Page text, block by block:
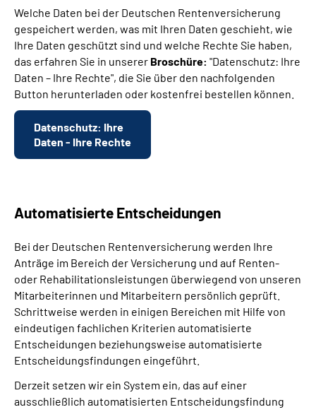
Inhalte in Gebärdensprache (DGS)
Leichte Sprache
Mein Kundenportal
Welche Daten bei der Deutschen Rentenversicherung
gespeichert werden, was mit Ihren Daten geschieht, wie
Ihre Daten geschützt sind und welche Rechte Sie haben,
das erfahren Sie in unserer Broschüre: "Datenschutz: Ihre
Daten – Ihre Rechte", die Sie über den nachfolgenden
Button herunterladen oder kostenfrei bestellen können.
Datenschutz: Ihre
Daten - Ihre Rechte
Automatisierte Entscheidungen
Bei der Deutschen Rentenversicherung werden Ihre
Anträge im Bereich der Versicherung und auf Renten-
oder Rehabilitationsleistungen überwiegend von unseren
Mitarbeiterinnen und Mitarbeitern persönlich geprüft.
Schrittweise werden in einigen Bereichen mit Hilfe von
eindeutigen fachlichen Kriterien automatisierte
Entscheidungen beziehungsweise automatisierte
Entscheidungsfindungen eingeführt.
Derzeit setzen wir ein System ein, das auf einer
ausschließlich automatisierten Entscheidungs­findung